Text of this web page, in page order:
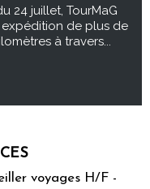
24 juillet, TourMaG
expédition de plus de
à travers...
voyages H/F -